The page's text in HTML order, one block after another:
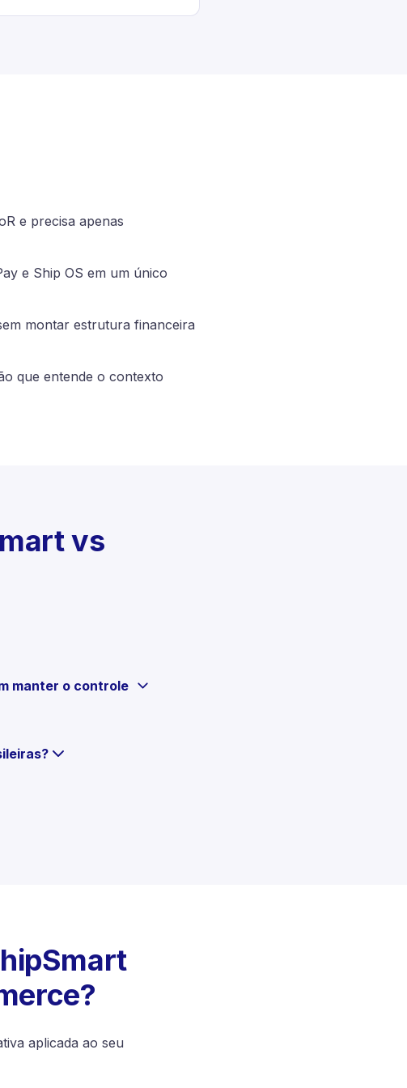
e precisa apenas
e Ship OS em um único
montar estrutura financeira
que entende o contexto
vs
manter o controle
aplicada ao seu